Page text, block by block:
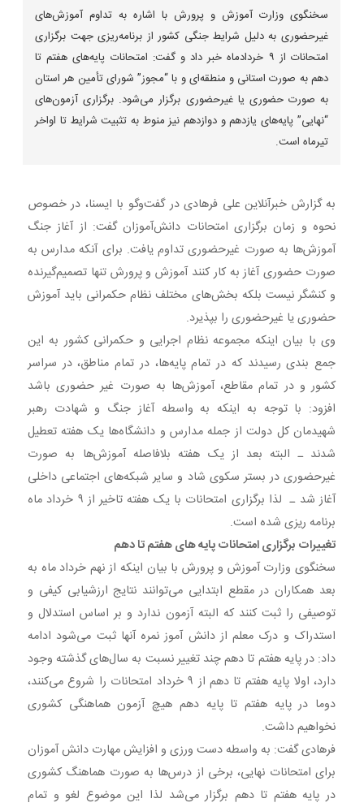
سخنگوی وزارت آموزش و پرورش با اشاره به تداوم آموزش‌های
غیرحضوری به دلیل شرایط جنگی کشور از برنامه‌ریزی جهت برگزاری
امتحانات از ۹ خردادماه خبر داد و گفت: امتحانات پایه‌های هفتم تا
دهم به صورت استانی و منطقه‌ای و با “مجوز” شورای تأمین هر استان
به صورت حضوری یا غیرحضوری برگزار می‌شود. برگزاری آزمون‌های
“نهایی” پایه‌های یازدهم و دوازدهم نیز منوط به تثبیت شرایط تا اواخر
تیرماه است.
به گزارش خبرآنلاین علی فرهادی در گفت‌وگو با ایسنا، در خصوص
نحوه و زمان برگزاری امتحانات دانش‌آموزان گفت: از آغاز جنگ
آموزش‌ها به صورت غیرحضوری تداوم یافت. برای آنکه مدارس به
صورت حضوری آغاز به کار کنند آموزش و پرورش تنها تصمیم‌گیرنده
و کنشگر نیست بلکه بخش‌های مختلف نظام حکمرانی باید آموزش
حضوری یا غیرحضوری را بپذیرد.
وی با بیان اینکه مجموعه نظام اجرایی و حکمرانی کشور به این
جمع بندی رسیدند که در تمام پایه‌ها، در تمام مناطق، در سراسر
کشور و در تمام مقاطع، آموزش‌ها به صورت غیر حضوری باشد
افزود: با توجه به اینکه به واسطه آغاز جنگ و شهادت رهبر
شهیدمان کل دولت از جمله مدارس و دانشگاه‌ها یک هفته تعطیل
شدند ـ البته بعد از یک هفته بلافاصله آموزش‌ها به صورت
غیرحضوری در بستر سکوی شاد و سایر شبکه‌های اجتماعی داخلی
آغاز شد ـ لذا برگزاری امتحانات با یک هفته تاخیر از ۹ خرداد ماه
برنامه ریزی شده است.
تغییرات برگزاری امتحانات پایه های هفتم تا دهم
سخنگوی وزارت آموزش و پرورش با بیان اینکه از نهم خرداد ماه به
بعد همکاران در مقطع ابتدایی می‌توانند نتایج ارزشیابی کیفی و
توصیفی را ثبت کنند که البته آزمون ندارد و بر اساس استدلال و
استدراک و درک معلم از دانش آموز نمره آنها ثبت می‌شود ادامه
داد: در پایه هفتم تا دهم چند تغییر نسبت به سال‌های گذشته وجود
دارد، اولا پایه هفتم تا دهم از ۹ خرداد امتحانات را شروع می‌کنند،
دوما در پایه هفتم تا پایه دهم هیچ آزمون هماهنگی کشوری
نخواهیم داشت.
فرهادی گفت: به واسطه دست ورزی و افزایش مهارت دانش آموزان
برای امتحانات نهایی، برخی از درس‌ها به صورت هماهنگ کشوری
در پایه هفتم تا دهم برگزار می‌شد لذا این موضوع لغو و تمام